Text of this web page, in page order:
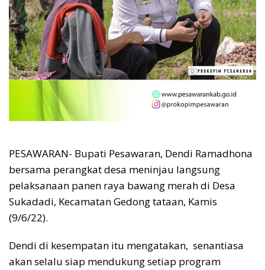
PESAWARAN- Bupati Pesawaran, Dendi Ramadhona
bersama perangkat desa meninjau langsung
pelaksanaan panen raya bawang merah di Desa
Sukadadi, Kecamatan Gedong tataan, Kamis
(9/6/22).
Dendi di kesempatan itu mengatakan, senantiasa
akan selalu siap mendukung setiap program